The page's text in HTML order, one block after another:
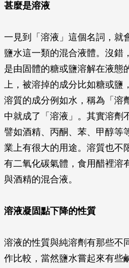
甚麼是溶液
一見到「溶液」這個名詞，就
鹽水這一類的混合液體。沒錯
是由固體的糖或鹽溶解在液態
上，被溶掉的成分比如糖或鹽
溶質的成分例如水，稱為「溶
中就成了「溶液」。其實溶劑
譬如酒精、丙酮、苯、甲醇等
業上有很大的用途。溶質也不
有二氧化碳氣體，食用醋裡溶
與酒精的混合液。
溶液凝固點下降的性質
溶液的性質與純溶劑有那些不
作比較，當然鹽水嘗起來有些